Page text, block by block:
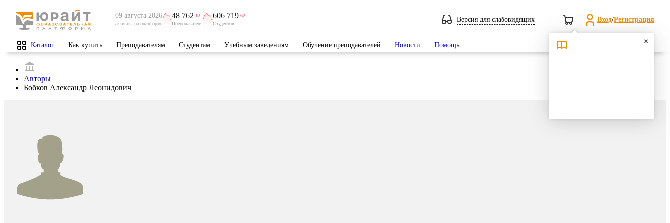
09 августа 2026
активны на платформе
48 762-12
Преподавателя
606 719-62
Студентов
Версия для слабовидящих Вход/Регистрация
Каталог Как купить Преподавателям Студентам Учебным заведениям Обучение преподавателей Новости Помощь Поиск
Авторы
Бобков Александр Леонидович